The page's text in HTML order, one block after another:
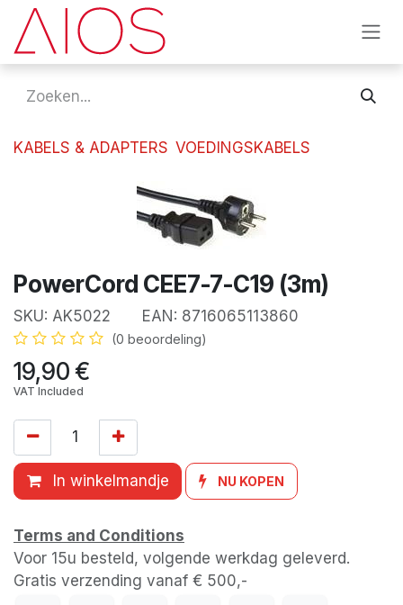
Overslaan naar inhoud
KABELS & ADAPTERS VOEDINGSKABELS
PowerCord CEE7-7-C19 (3m)
SKU: AK5022 EAN: 8716065113860
(0 beoordeling)
19,90€
VAT Included
In winkelmandje NU KOPEN
Terms and Conditions
Voor 15u besteld, volgende werkdag geleverd.
Gratis verzending vanaf € 500,-